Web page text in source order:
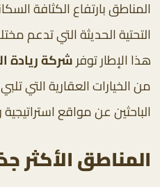
المناطق بارتفاع الكثافة
التحتية الحديثة التي تدعم
هذا الإطار توفرشركة ريادة
من الخيارات العقارية التي
الباحثين عن مواقع
المناطق الأكثر